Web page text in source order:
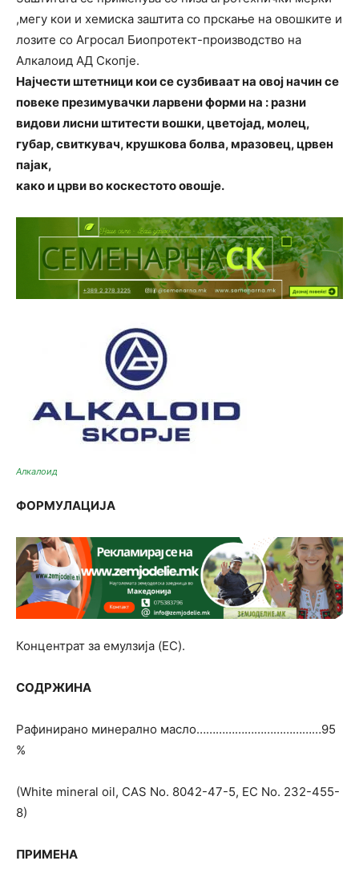
,мегу кои и хемиска заштита со прскање на овошките и
лозите со Агросал Биопротект-производство на
Алкалоид АД Скопје.
Најчести штетници кои се сузбиваат на овој начин се
повеке презимувачки ларвени форми на : разни
видови лисни штитести вошки, цветојад, молец,
губар, свиткувач, крушкова болва, мразовец, црвен
пајак,
како и црви во коскестото овошје.
Алкалоид
ФОРМУЛАЦИЈА
Концентрат за емулзија (EC).
СОДРЖИНА
Рафинирано минерално масло…………………………………95
%
(White mineral oil, CAS No. 8042-47-5, EC No. 232-455-
8)
ПРИМЕНА